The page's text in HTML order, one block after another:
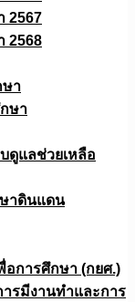
2567
2568
ษา
ษา
ดูแลช่วยเหลือ
าดินแดน
อการศึกษา (กยศ.)
รมีงานทำและการ